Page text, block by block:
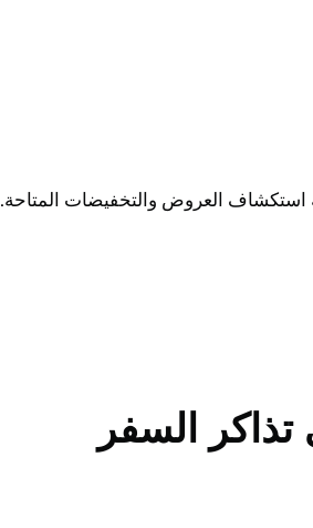
استكشاف العروض والتخفيضات المتاحة.
السفر